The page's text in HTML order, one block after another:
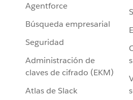
Agentforce
Búsqueda empresarial
Seguridad
Administración de
claves de cifrado (EKM)
Atlas de Slack